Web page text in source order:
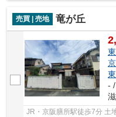
売買 | 売地
竜が丘
-
JR・京阪膳所駅徒歩7分